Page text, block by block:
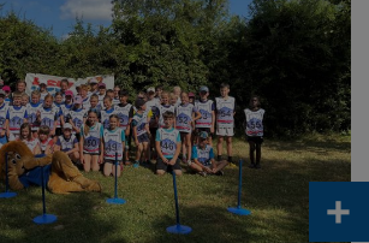
+